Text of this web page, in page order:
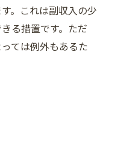
。これは副収入の少
る措置です。ただ
ては例外もあるた